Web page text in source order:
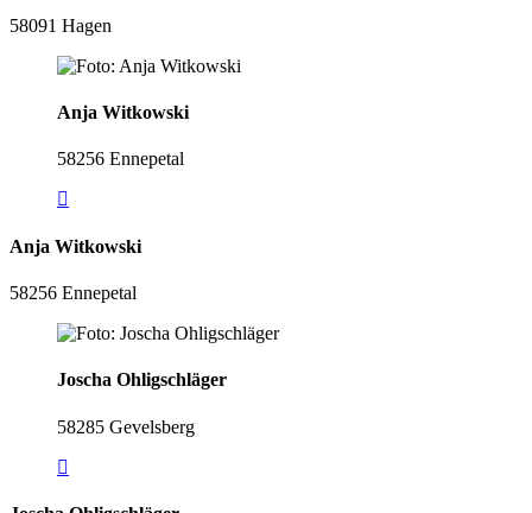
58091 Hagen
Anja Witkowski
58256 Ennepetal
Anja Witkowski
58256 Ennepetal
Joscha Ohligschläger
58285 Gevelsberg